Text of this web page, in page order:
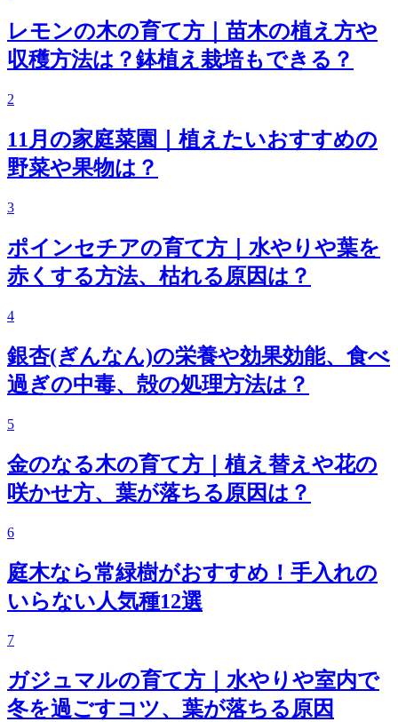
レモンの木の育て方｜苗木の植え方や
収穫方法は？鉢植え栽培もできる？
2
11月の家庭菜園｜植えたいおすすめの
野菜や果物は？
3
ポインセチアの育て方｜水やりや葉を
赤くする方法、枯れる原因は？
4
銀杏(ぎんなん)の栄養や効果効能、食べ
過ぎの中毒、殻の処理方法は？
5
金のなる木の育て方｜植え替えや花の
咲かせ方、葉が落ちる原因は？
6
庭木なら常緑樹がおすすめ！手入れの
いらない人気種12選
7
ガジュマルの育て方｜水やりや室内で
冬を過ごすコツ、葉が落ちる原因